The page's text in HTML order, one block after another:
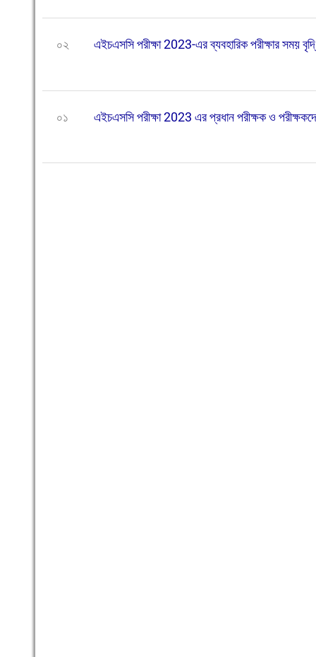
০২ এইচএসসি পরীক্ষা 2023-এর ব্যবহারিক পরীক্ষার সময়
০১ এইচএসসি পরীক্ষা 2023 এর প্রধান পরীক্ষক ও